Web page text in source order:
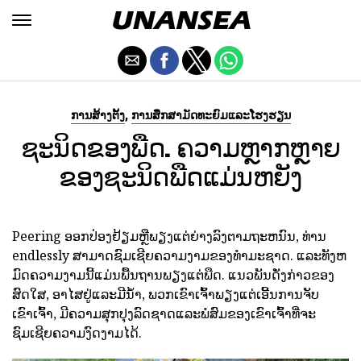
ການສ້າງຕັ້ງ, ການສຶກສາມັດທະຍົມແລະໂຮງຮຽນ
ຊະນິດຂອງພືດ. ຄວາມຫຼາກຫຼາຍ
ຂອງຊະນິດພືດແມ່ນຫຍັງ
Peering ອອກປ່ອງຢ້ຽມຫຼືພຽງແຕ່ຍ່າງລົງຕາມຖະຫນົນ, ທ່ານ
endlessly ສາມາດຊົມເຊີຍຄວາມງາມຂອງທໍາມະຊາດ. ແລະທັງຫ
ມົດຄວາມງາມນີ້ແມ່ນພື້ນຖານພຽງແຕ່ພືດ. ແນວພັນດັ່ງກ່າວຂອງ
ສົດໃສ, ອາໄສຢູ່ແລະມີນ້ໍາ, ພວກເຂົາເຈົ້າພຽງແຕ່ເອີ້ນການຈັບ
ເຂົາເຈົ້າ, ມີຄວາມສຸກປຸງລົດຊາດແລະພໍສົມຂອງເຂົາເຈົ້າທີ່ຈະ
ຊົມເຊີຍຄວາມງົດງາມໄດ້.